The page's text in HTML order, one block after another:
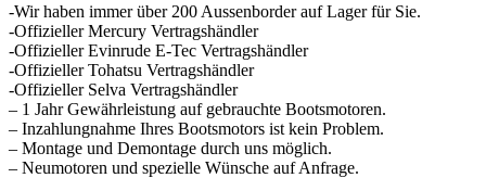
-Wir haben immer über 200 Aussenborder auf Lager für Sie.
-Offizieller Mercury Vertragshändler
-Offizieller Evinrude E-Tec Vertragshändler
-Offizieller Tohatsu Vertragshändler
-Offizieller Selva Vertragshändler
– 1 Jahr Gewährleistung auf gebrauchte Bootsmotoren.
– Inzahlungnahme Ihres Bootsmotors ist kein Problem.
– Montage und Demontage durch uns möglich.
– Neumotoren und spezielle Wünsche auf Anfrage.